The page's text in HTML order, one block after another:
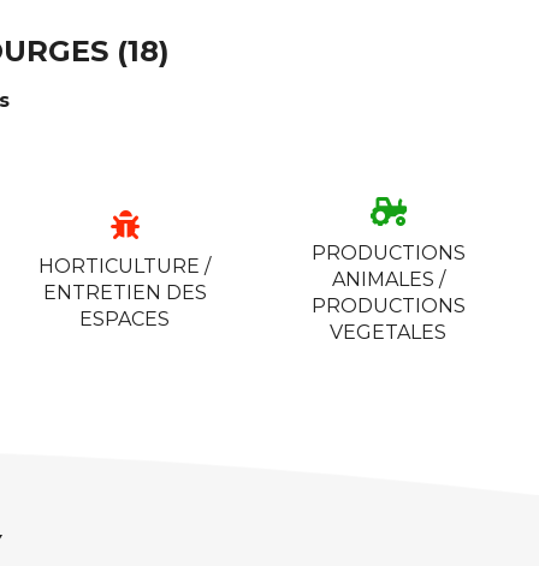
(18)
HORTICULTURE /
ENTRETIEN DES
ESPACES
PRODUCTIONS
ANIMALES /
PRODUCTIONS
VEGETALES